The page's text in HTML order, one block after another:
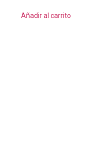
Añadir al carrito